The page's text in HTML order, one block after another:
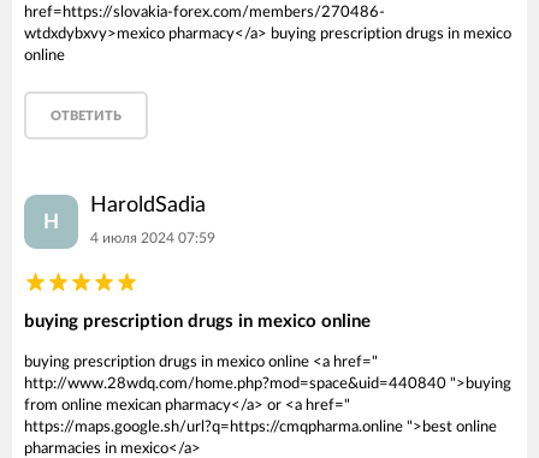
href=https://slovakia-forex.com/members/270486-
wtdxdybxvy>mexico pharmacy</a> buying prescription drugs in mexico
online
ОТВЕТИТЬ
H
HaroldSadia
4 июля 2024 07:59
buying prescription drugs in mexico online
buying prescription drugs in mexico online <a href="
http://www.28wdq.com/home.php?mod=space&uid=440840 ">buying
from online mexican pharmacy</a> or <a href="
https://maps.google.sh/url?q=https://cmqpharma.online ">best online
pharmacies in mexico</a>